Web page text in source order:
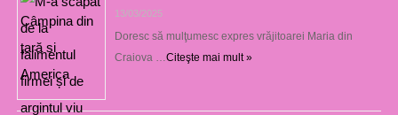
13/03/2025
Doresc să mulţumesc expres vrăjitoarei Maria din
Craiova …Citeşte mai mult »